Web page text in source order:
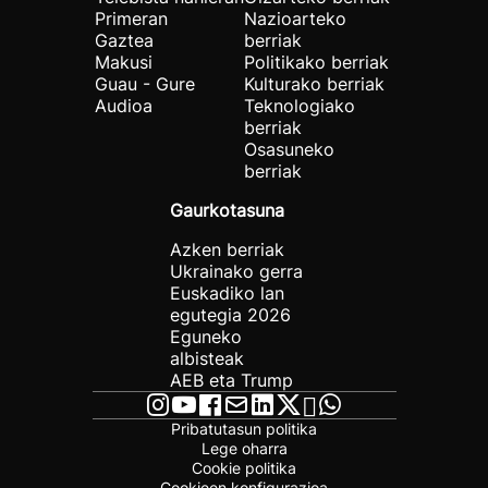
Primeran
Gaztea
Makusi
Guau - Gure
Audioa
Nazioarteko
berriak
Politikako berriak
Kulturako berriak
Teknologiako
berriak
Osasuneko
berriak
Gaurkotasuna
Azken berriak
Ukrainako gerra
Euskadiko lan
egutegia 2026
Eguneko
albisteak
AEB eta Trump
Pribatutasun politika
Lege oharra
Cookie politika